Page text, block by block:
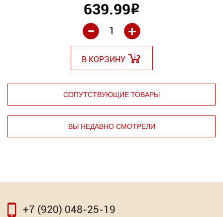
639.99Р
+
-
В КОРЗИНУ
СОПУТСТВУЮЩИЕ ТОВАРЫ
⇦ ⇨
ВЫ НЕДАВНО СМОТРЕЛИ
⇦ +7 (920) 048-25-19